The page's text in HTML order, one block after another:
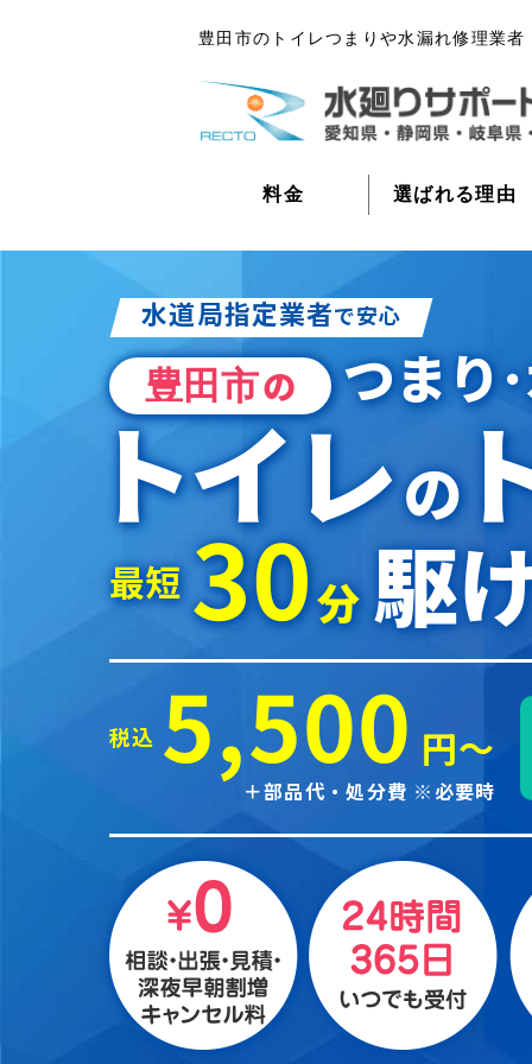
豊田市のトイレつまりや水漏れ修理業者
料金 選ばれる理由
水道局指定業者で安心
豊田市の つまり
トイレの
最短 30分 駆
税込 5,500 円～
＋部品代・処分費 ※必要時